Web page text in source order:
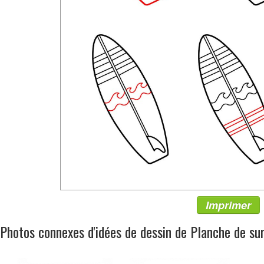
Imprimer
Photos connexes d'idées de dessin de Planche de